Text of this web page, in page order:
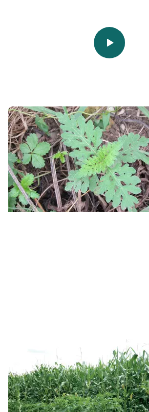
Vidéo - Bien connaître les
détruire dans le maïs
Connues pour leur pollen allergisant, les
présentent aussi une nuisibilité...
04 JUIN 2020
Daturas en fleur dans le maïs :
débarrasser au plus vite ?
Il n’est plus possible d’intervenir ni
chimiquement sur la flore...